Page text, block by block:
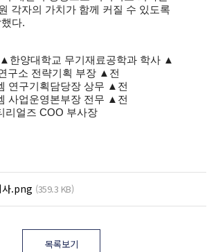
각자의 가치가 함께 커질 수 있도록
다.
한양대학교 무기재료공학과 학사 ▲
구소 전략기획 부장 ▲전
연구기획담당장 상무 ▲전
사업운영본부장 전무 ▲전
리얼즈 COO 부사장
사.png (359.3 KB)
목록보기